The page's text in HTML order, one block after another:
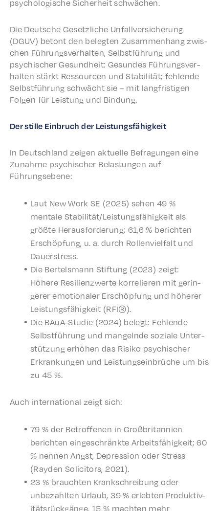
psychol­o­gis­che Sicher­heit schwächen.
Die Deutsche Geset­zliche Unfal­lver­sicherung
(DGUV) betont den belegten Zusam­men­hang zwis­
chen Führungsver­hal­ten, Selb­st­führung und
psychis­ch­er Gesund­heit: Gesun­des Führungsver­
hal­ten stärkt Ressourcen und Stabil­ität; fehlende
Selb­st­führung schwächt sie – mit langfristi­gen
Folgen für Leis­tung und Bindung.
Der stille Einbruch der Leistungsfähigkeit
In Deutsch­land zeigen aktuelle Befra­gun­gen eine
Zunahme psychis­ch­er Belas­tun­gen auf
Führungsebene:
Laut New Work SE (2025) sehen 49 %
mentale Stabilität/Leistungsfähigkeit als
größte Heraus­forderung; 61,6 % bericht­en
Erschöp­fung, u. a. durch Rollen­vielfalt und
Dauerstress.
Die Bertels­mann Stiftung (2023) zeigt:
Höhere Resilien­zw­erte korre­lieren mit gerin­
ger­er emotionaler Erschöp­fung und höher­er
Leis­tungs­fähigkeit (RFI®).
Die BAuA-Studie (2024) belegt: Fehlende
Selb­st­führung und mangel­nde soziale Unter­
stützung erhöhen das Risiko psychis­ch­er
Erkrankun­gen und Leis­tung­sein­brüche um bis
zu 45 %.
Auch inter­na­tion­al zeigt sich:
79 % der Betrof­fe­nen in Großbri­tan­nien
bericht­en eingeschränk­te Arbeits­fähigkeit; 60
% nennen Angst, Depres­sion oder Stress
(Rayden Solic­i­tors, 2021).
23 % braucht­en Krankschrei­bung oder
unbezahlten Urlaub, 39 % erlebten Produk­tiv­
ität­srück­gänge, 15 % macht­en mehr